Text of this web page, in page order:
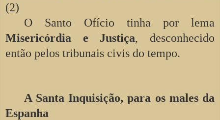
(2)
O Santo Ofício tinha por lema
Misericórdia e Justiça, desconhecido
então pelos tribunais civis do tempo.
A Santa Inquisição, para os males da
Espanha